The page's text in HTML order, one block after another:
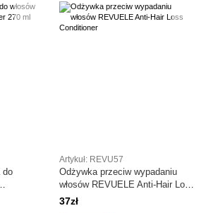
do
Artykuł: REVU57
Odżywka przeciw wypadaniu
włosów REVUELE Anti-Hair Loss
Conditioner
37zł